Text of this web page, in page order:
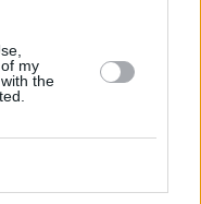
my
the
w 30 minut